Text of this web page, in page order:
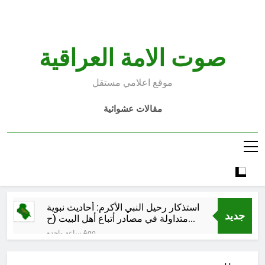
صوت الامة العراقية
موقع اعلامي مستقل
مقالات عشوائية
جديد
استذكار رحيل النبي الأكرم: أحاديث نبوية
متداولة في مصادر أتباع أهل البيت (ح
16)
ساعة واحدة Ago